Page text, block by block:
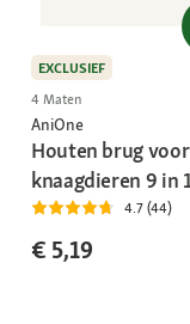
EXCLUSIEF
4 Maten
AniOne
Houten brug voor
knaagdieren 9 in
4.7 (44)
€ 5,19